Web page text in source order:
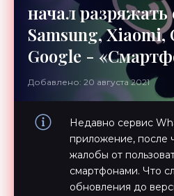
начал
Samsung, Xiaomi,
Google -
Добавлено: 20 августа 2021
Недавно сервис
приложение, после
жалобы от
смартфонами. Что
обновления до